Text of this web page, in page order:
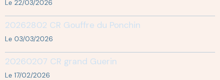
Le 22/03/2026
20262802 CR Gouffre du Ponchin
Le 03/03/2026
20260207 CR grand Guerin
Le 17/02/2026